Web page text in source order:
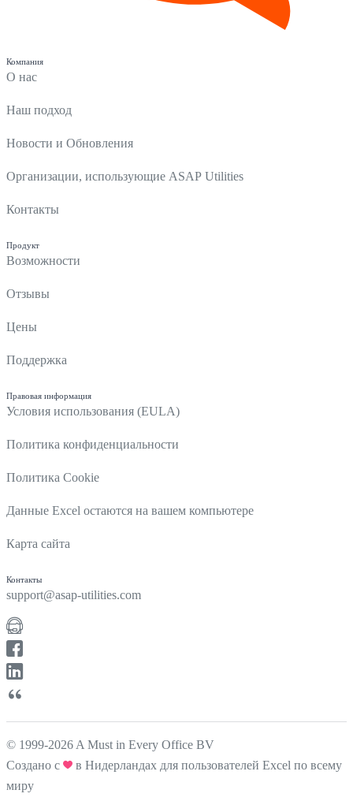
Компания
О нас
Наш подход
Новости и Обновления
Организации, использующие ASAP Utilities
Контакты
Продукт
Возможности
Отзывы
Цены
Поддержка
Правовая информация
Условия использования (EULA)
Политика конфиденциальности
Политика Cookie
Данные Excel остаются на вашем компьютере
Карта сайта
Контакты
support@asap-utilities.com
© 1999-2026 A Must in Every Office BV
Создано с
в Нидерландах для пользователей Excel по всему
миру